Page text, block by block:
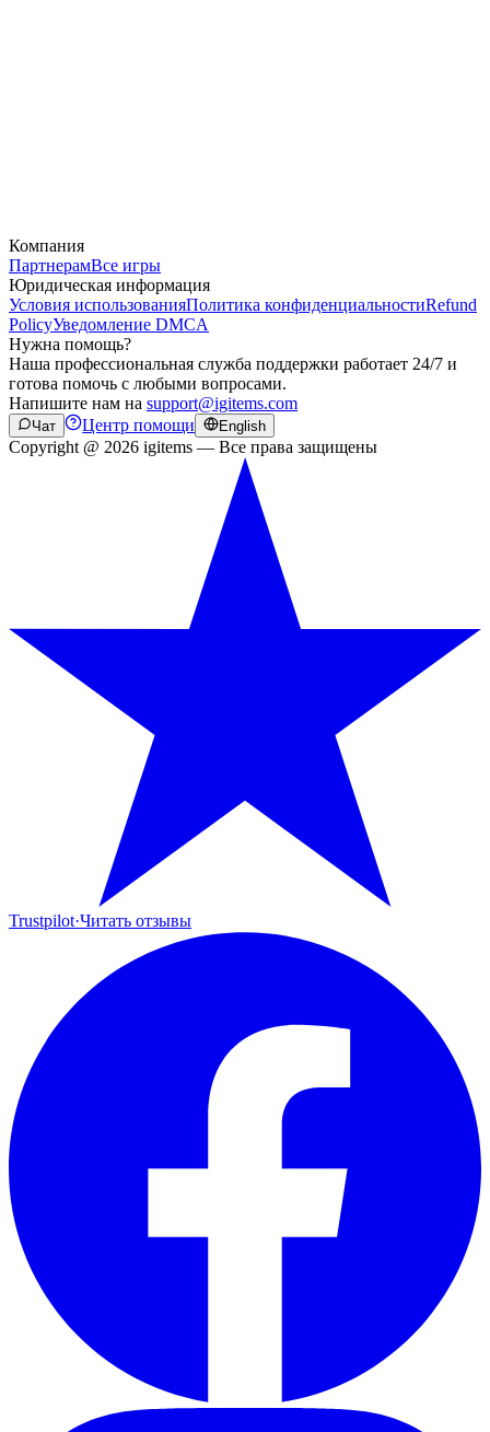
Компания
ПартнерамВсе игры
Юридическая информация
Условия использованияПолитика конфиденциальностиRefund
PolicyУведомление DMCA
Нужна помощь?
Наша профессиональная служба поддержки работает 24/7 и
готова помочь с любыми вопросами.
Напишите нам на support@igitems.com
Чат Центр помощи English
Copyright @ 2026 igitems — Все права защищены
Trustpilot·Читать отзывы